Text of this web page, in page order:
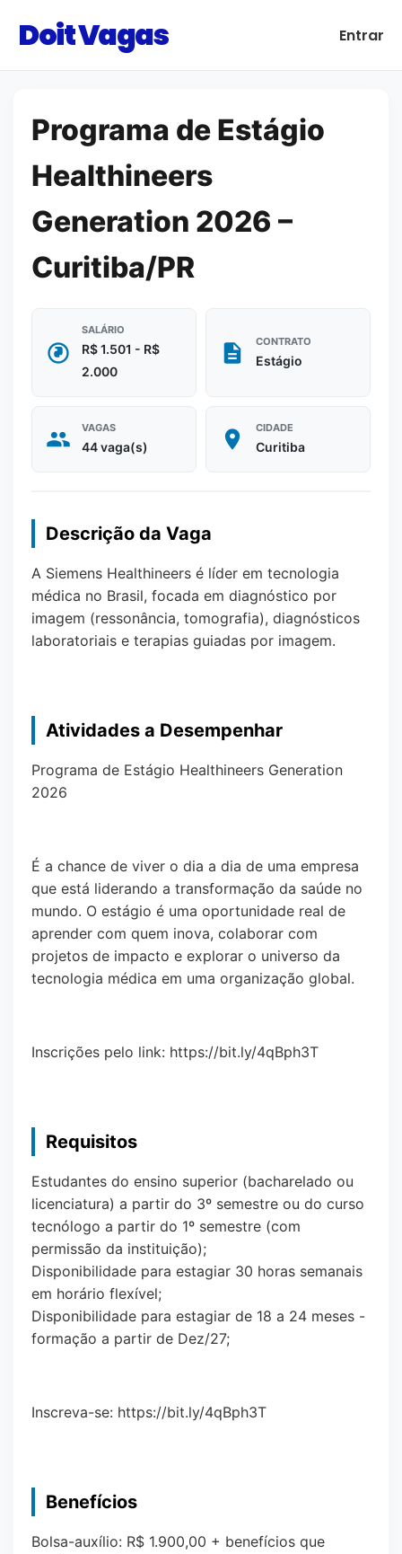
Doit Vagas Entrar
Programa de Estágio
Healthineers
Generation 2026 –
Curitiba/PR
SALÁRIO
R$ 1.501 - R$
2.000
CONTRATO
Estágio
VAGAS
44 vaga(s)
CIDADE
Curitiba
Descrição da Vaga
A Siemens Healthineers é líder em tecnologia
médica no Brasil, focada em diagnóstico por
imagem (ressonância, tomografia), diagnósticos
laboratoriais e terapias guiadas por imagem.
Atividades a Desempenhar
Programa de Estágio Healthineers Generation
2026
É a chance de viver o dia a dia de uma empresa
que está liderando a transformação da saúde no
mundo. O estágio é uma oportunidade real de
aprender com quem inova, colaborar com
projetos de impacto e explorar o universo da
tecnologia médica em uma organização global.
Inscrições pelo link: https://bit.ly/4qBph3T
Requisitos
Estudantes do ensino superior (bacharelado ou
licenciatura) a partir do 3º semestre ou do curso
tecnólogo a partir do 1º semestre (com
permissão da instituição);
Disponibilidade para estagiar 30 horas semanais
em horário flexível;
Disponibilidade para estagiar de 18 a 24 meses -
formação a partir de Dez/27;
Inscreva-se: https://bit.ly/4qBph3T
Benefícios
Bolsa-auxílio: R$ 1.900,00 + benefícios que